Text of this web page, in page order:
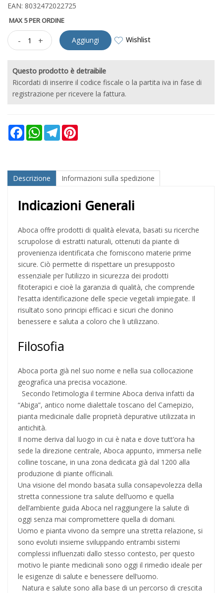
EAN: 8032472022725
MAX 5 PER ORDINE
- + Aggiungi Wishlist
Questo prodotto è detraibile
Ricordati di inserire il codice fiscale o la partita iva in fase di
registrazione per ricevere la fattura.
FacebookWhatsAppTelegram
Descrizione Informazioni sulla spedizione
Indicazioni Generali
Aboca offre prodotti di qualità elevata, basati su ricerche
scrupolose di estratti naturali, ottenuti da piante di
provenienza identificata che forniscono materie prime
sicure. Ciò permette di rispettare un presupposto
essenziale per l’utilizzo in sicurezza dei prodotti
fitoterapici e cioè la garanzia di qualità, che comprende
l’esatta identificazione delle specie vegetali impiegate. Il
risultato sono principi efficaci e sicuri che donino
benessere e saluta a coloro che li utilizzano.
Filosofia
Aboca porta già nel suo nome e nella sua collocazione
geografica una precisa vocazione.
Secondo l’etimologia il termine Aboca deriva infatti da
“Abiga”, antico nome dialettale toscano del Camepizio,
pianta medicinale dalle proprietà depurative utilizzata in
antichità.
Il nome deriva dal luogo in cui è nata e dove tutt’ora ha
sede la direzione centrale, Aboca appunto, immersa nelle
colline toscane, in una zona dedicata già dal 1200 alla
produzione di piante officinali.
Una visione del mondo basata sulla consapevolezza della
stretta connessione tra salute dell’uomo e quella
dell’ambiente guida Aboca nel raggiungere la salute di
oggi senza mai compromettere quella di domani.
Uomo e pianta vivono da sempre una stretta relazione, si
sono evoluti insieme sviluppando entrambi sistemi
complessi influenzati dallo stesso contesto, per questo
motivo le piante medicinali sono oggi il rimedio ideale per
le esigenze di salute e benessere dell’uomo.
Natura e salute sono alla base di un percorso di crescita